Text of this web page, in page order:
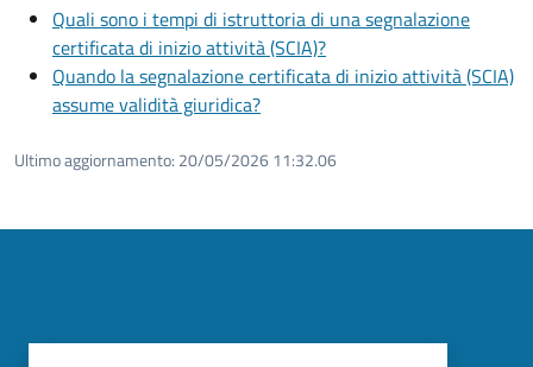
Quali sono i tempi di istruttoria di una segnalazione
certificata di inizio attività (SCIA)?
Quando la segnalazione certificata di inizio attività (SCIA)
assume validità giuridica?
Ultimo aggiornamento: 20/05/2026 11:32.06